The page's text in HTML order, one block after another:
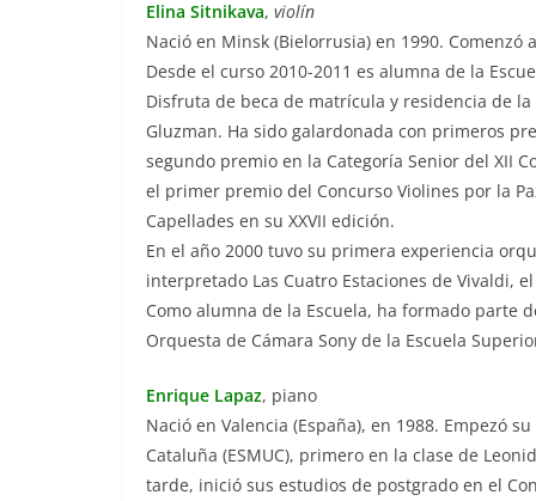
Elina Sitnikava, violín
Nació en Minsk (Bielorrusia) en 1990.
Desde el curso 2010-2011 es alumna de la
Disfruta de beca de matrícula y residencia de
Gluzman. Ha sido galardonada con primeros
segundo premio en la Categoría Senior del XII
el primer premio del Concurso Violines por la
Capellades en su XXVII edición.
En el año 2000 tuvo su primera experiencia
interpretado Las Cuatro Estaciones de Vivaldi,
Como alumna de la Escuela, ha formado parte
Orquesta de Cámara Sony de la Escuela
Enrique Lapaz, piano
Nació en Valencia (España), en 1988. Empezó
Cataluña (ESMUC), primero en la clase de
tarde, inició sus estudios de postgrado en el